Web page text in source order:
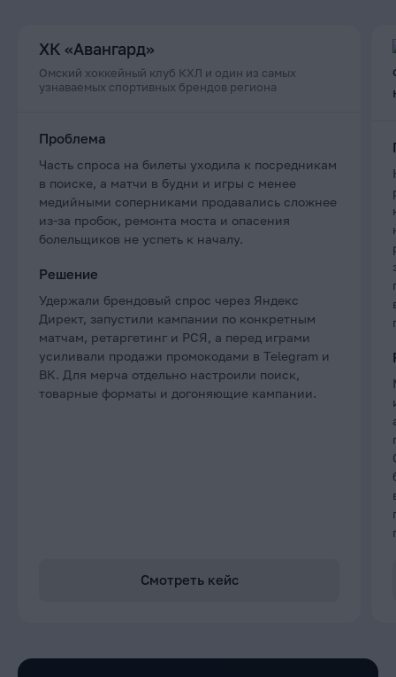
ХК «Авангард»
Омский хоккейный клуб КХЛ и один из самых
узнаваемых спортивных брендов региона
Смотреть кейс
Проблема
Часть спроса на билеты уходила к посредникам
в поиске, а матчи в будни и игры с менее
медийными соперниками продавались сложнее
из-за пробок, ремонта моста и опасения
болельщиков не успеть к началу.
Решение
Удержали брендовый спрос через Яндекс
Директ, запустили кампании по конкретным
матчам, ретаргетинг и РСЯ, а перед играми
усиливали продажи промокодами в Telegram и
ВК. Для мерча отдельно настроили поиск,
товарные форматы и догоняющие кампании.